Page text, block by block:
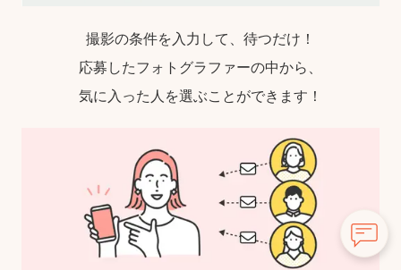
撮影の条件を入力して、待つだけ！
応募したフォトグラファーの中から、
気に入った人を選ぶことができます！